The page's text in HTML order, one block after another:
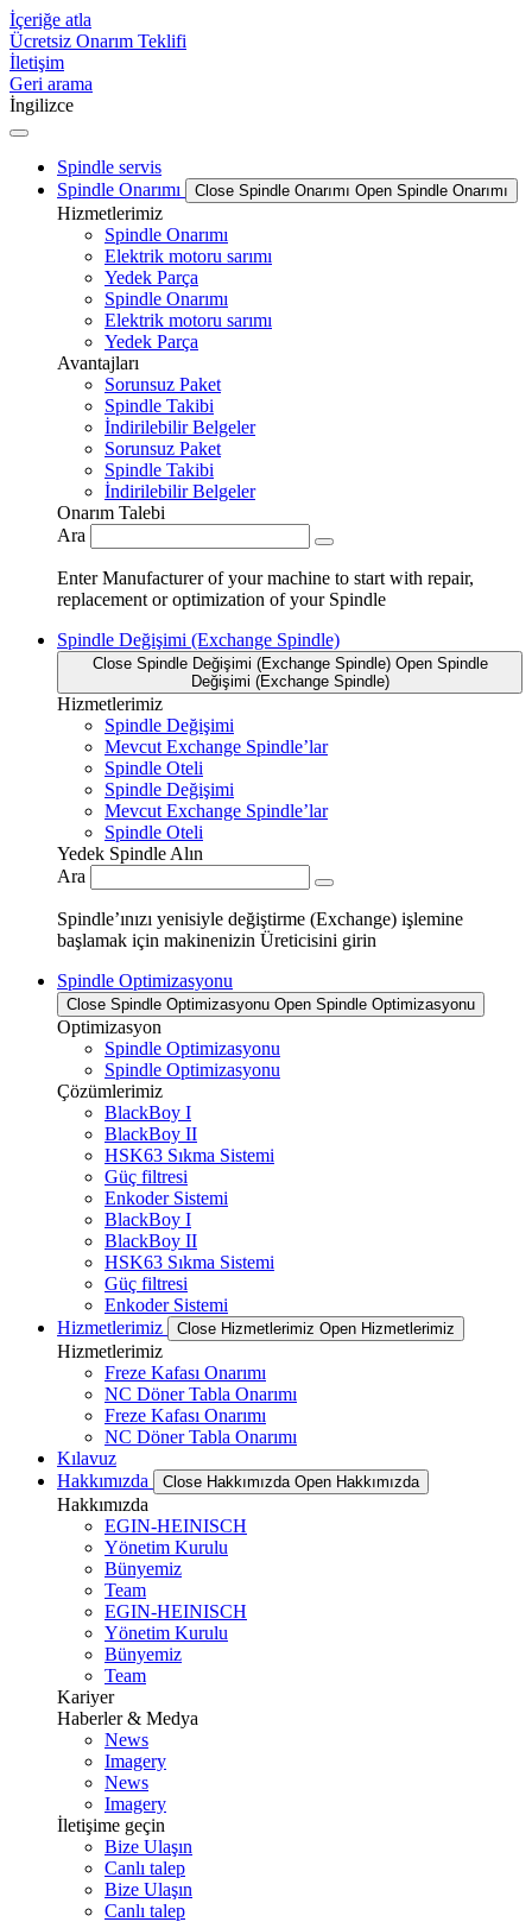
İçeriğe atla
Ücretsiz Onarım Teklifi
İletişim
Geri arama
İngilizce
Spindle servis
Spindle Onarımı
Close Spindle Onarımı Open Spindle Onarımı
Hizmetlerimiz
Spindle Onarımı
Elektrik motoru sarımı
Yedek Parça
Spindle Onarımı
Elektrik motoru sarımı
Yedek Parça
Avantajları
Sorunsuz Paket
Spindle Takibi
İndirilebilir Belgeler
Sorunsuz Paket
Spindle Takibi
İndirilebilir Belgeler
Onarım Talebi
Ara
Enter Manufacturer of your machine to start with repair,
replacement or optimization of your Spindle
Spindle Değişimi (Exchange Spindle)
Close Spindle Değişimi (Exchange Spindle) Open Spindle
Değişimi (Exchange Spindle)
Hizmetlerimiz
Spindle Değişimi
Mevcut Exchange Spindle’lar
Spindle Oteli
Spindle Değişimi
Mevcut Exchange Spindle’lar
Spindle Oteli
Yedek Spindle Alın
Ara
Spindle’ınızı yenisiyle değiştirme (Exchange) işlemine
başlamak için makinenizin Üreticisini girin
Spindle Optimizasyonu
Close Spindle Optimizasyonu Open Spindle Optimizasyonu
Optimizasyon
Spindle Optimizasyonu
Spindle Optimizasyonu
Çözümlerimiz
BlackBoy I
BlackBoy II
HSK63 Sıkma Sistemi
Güç filtresi
Enkoder Sistemi
BlackBoy I
BlackBoy II
HSK63 Sıkma Sistemi
Güç filtresi
Enkoder Sistemi
Hizmetlerimiz
Close Hizmetlerimiz Open Hizmetlerimiz
Hizmetlerimiz
Freze Kafası Onarımı
NC Döner Tabla Onarımı
Freze Kafası Onarımı
NC Döner Tabla Onarımı
Kılavuz
Hakkımızda
Close Hakkımızda Open Hakkımızda
Hakkımızda
EGIN-HEINISCH
Yönetim Kurulu
Bünyemiz
Team
EGIN-HEINISCH
Yönetim Kurulu
Bünyemiz
Team
Kariyer
Haberler & Medya
News
Imagery
News
Imagery
İletişime geçin
Bize Ulaşın
Canlı talep
Bize Ulaşın
Canlı talep